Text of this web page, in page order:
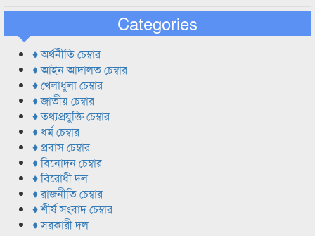
Categories
♦ অর্থনীতি চেম্বার
♦ আইন আদালত চেম্বার
♦ খেলাধুলা চেম্বার
♦ জাতীয় চেম্বার
♦ তথ্যপ্রযুক্তি চেম্বার
♦ ধর্ম চেম্বার
♦ প্রবাস চেম্বার
♦ বিনোদন চেম্বার
♦ বিরোধী দল
♦ রাজনীতি চেম্বার
♦ শীর্ষ সংবাদ চেম্বার
♦ সরকারী দল